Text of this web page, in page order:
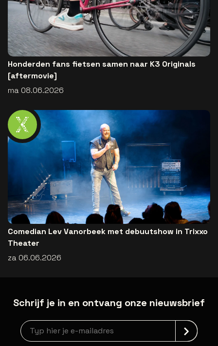
Honderden fans fietsen samen naar K3 Originals
[aftermovie]
ma 08.06.2026
Comedian Lev Vanorbeek met debuutshow in Trixxo
Theater
za 06.06.2026
Schrijf je in en ontvang onze nieuwsbrief
Nieuwsbrief aanmelding